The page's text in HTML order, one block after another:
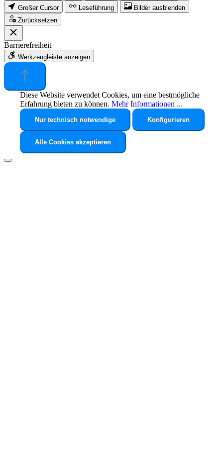
Großer Cursor
Leseführung
Bilder ausblenden
Zurücksetzen
Barrierefreiheit
Werkzeugleiste anzeigen
Diese Website verwendet Cookies, um eine bestmögliche
Erfahrung bieten zu können. Mehr Informationen ...
Nur technisch notwendige Konfigurieren
Alle Cookies akzeptieren